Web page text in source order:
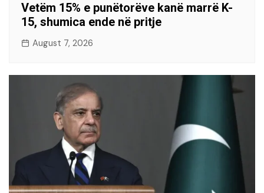
Vetëm 15% e punëtorëve kanë marrë K-
15, shumica ende në pritje
August 7, 2026